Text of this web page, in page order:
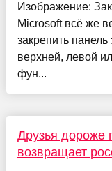
Изображение:
Microsoft всё же
закрепить
верхней, левой
фун...
Друзья дороже
возвращает